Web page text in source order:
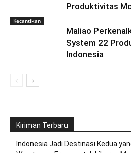
Produktivitas
Kecantikan
Maliao
System 22
Indonesia
Kiriman Terbaru
Indonesia Jadi Destinasi Kedua